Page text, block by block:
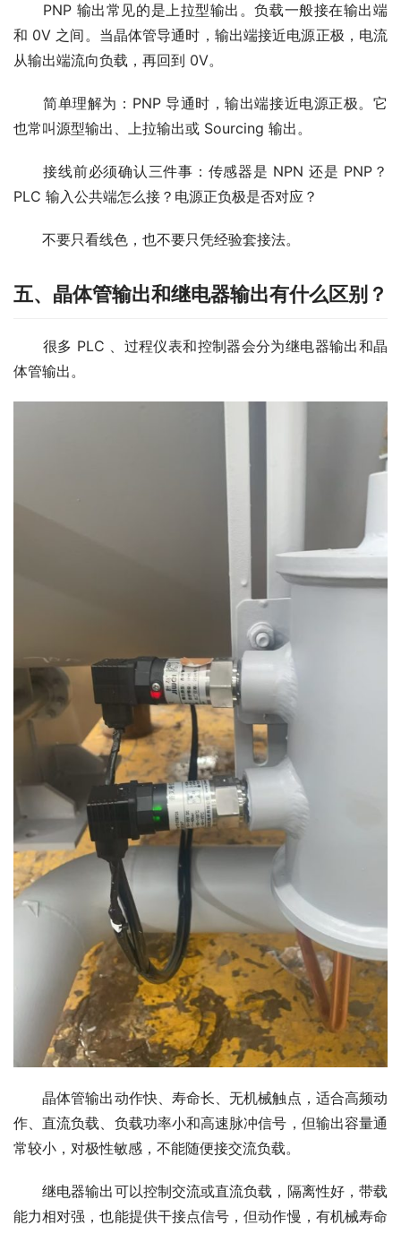
PNP 输出常见的是上拉型输出。负载一般接在输出端
和 0V 之间。当晶体管导通时，输出端接近电源正极，电流
从输出端流向负载，再回到 0V。
简单理解为：PNP 导通时，输出端接近电源正极。它
也常叫源型输出、上拉输出或 Sourcing 输出。
接线前必须确认三件事：传感器是 NPN 还是 PNP？
PLC 输入公共端怎么接？电源正负极是否对应？
不要只看线色，也不要只凭经验套接法。
五、晶体管输出和继电器输出有什么区别？
很多 PLC 、过程仪表和控制器会分为继电器输出和晶
体管输出。
晶体管输出动作快、寿命长、无机械触点，适合高频动
作、直流负载、负载功率小和高速脉冲信号，但输出容量通
常较小，对极性敏感，不能随便接交流负载。
继电器输出可以控制交流或直流负载，隔离性好，带载
能力相对强，也能提供干接点信号，但动作慢，有机械寿命